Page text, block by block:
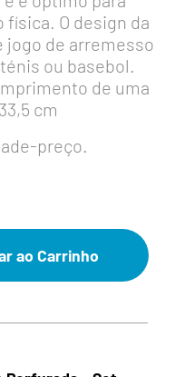
física. O design da
jogo de arremesso
ou basebol.
de uma
cm
preço.
ao Carrinho